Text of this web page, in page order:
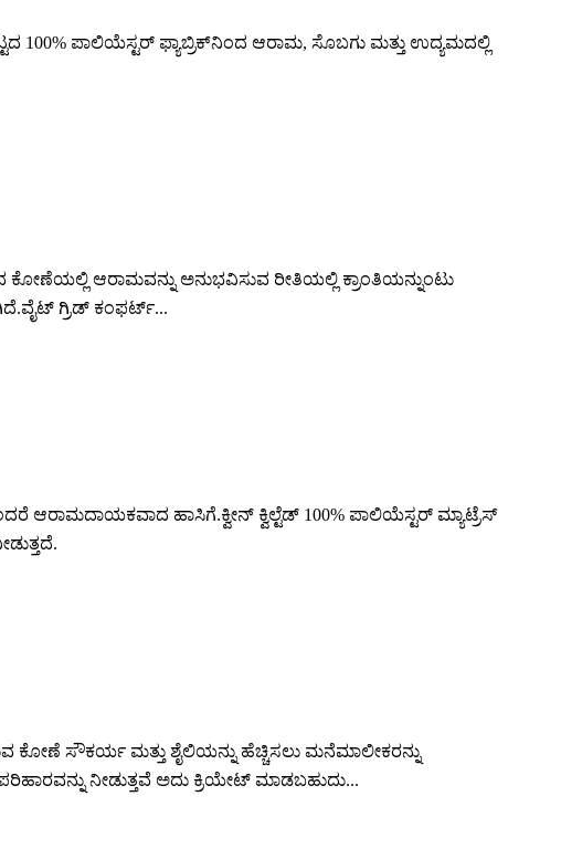
100% ಪಾಲಿಯೆಸ್ಟರ್ ಫ್ಯಾಬ್ರಿಕ್‌ನಿಂದ ಆರಾಮ, ಸೊಬಗು ಮತ್ತು ಉದ್ಯಮದಲ್ಲಿ
ಆರಾಮವನ್ನು ಅನುಭವಿಸುವ ರೀತಿಯಲ್ಲಿ ಕ್ರಾಂತಿಯನ್ನುಂಟು
ಗ್ರಿಡ್ ಕಂಫರ್ಟ್...
ಆರಾಮದಾಯಕವಾದ ಹಾಸಿಗೆ.ಕ್ವೀನ್ ಕ್ವಿಲ್ಟೆಡ್ 100% ಪಾಲಿಯೆಸ್ಟರ್ ಮ್ಯಾಟ್ರೆಸ್
ಸೌಕರ್ಯ ಮತ್ತು ಶೈಲಿಯನ್ನು ಹೆಚ್ಚಿಸಲು ಮನೆಮಾಲೀಕರನ್ನು
ನೀಡುತ್ತವೆ ಅದು ಕ್ರಿಯೇಟ್ ಮಾಡಬಹುದು...